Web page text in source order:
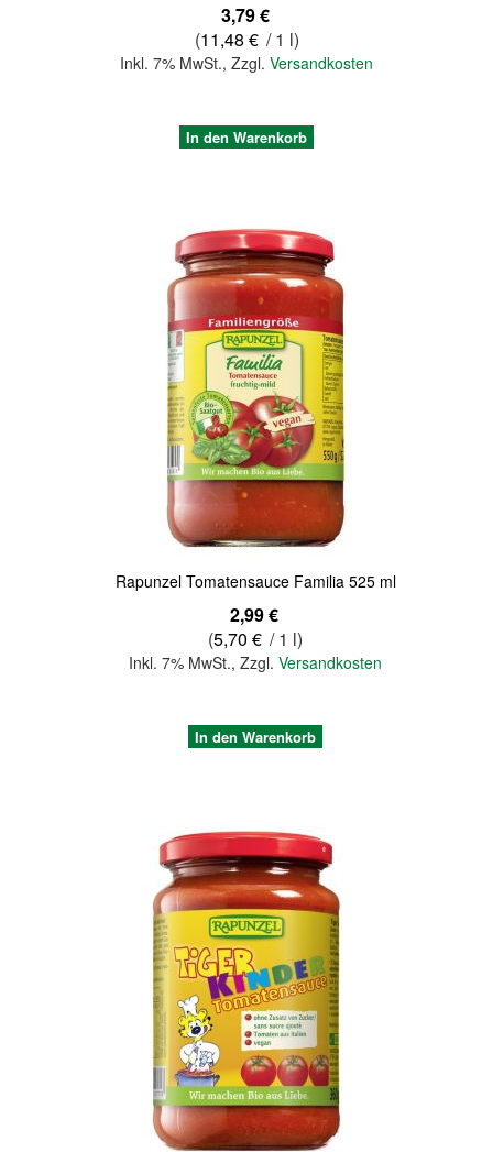
3,79 €
(11,48 € / 1 l)
Inkl. 7% MwSt., Zzgl. Versandkosten
In den Warenkorb
Rapunzel Tomatensauce Familia 525 ml
2,99 €
(5,70 € / 1 l)
Inkl. 7% MwSt.,Zzgl.Versandkosten
In den Warenkorb